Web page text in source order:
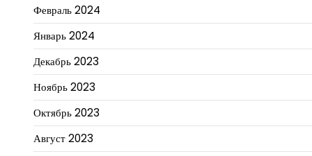
Февраль 2024
Январь 2024
Декабрь 2023
Ноябрь 2023
Октябрь 2023
Август 2023